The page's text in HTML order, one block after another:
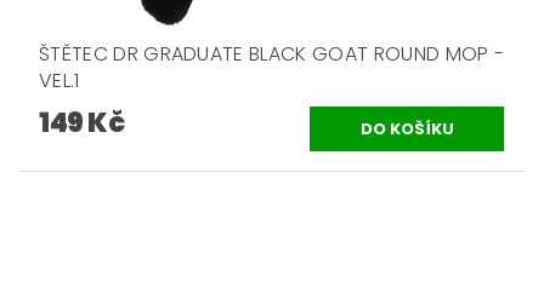
ŠTĚTEC DR GRADUATE BLACK GOAT ROUND MOP -
VEL.1
149 Kč